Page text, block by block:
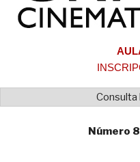
Consulta
Número